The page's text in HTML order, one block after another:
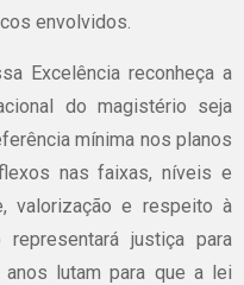
envolvidos.
Excelência reconheça a
do magistério seja
mínima nos planos
nas faixas, níveis e
valorização e respeito à
justiça para
lutam para que a lei